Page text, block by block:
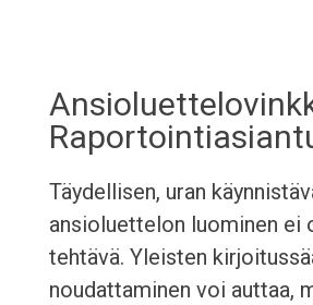
Täydellisen, uran
ansioluettelon luominen ei
tehtävä. Yleisten
noudattaminen voi auttaa,